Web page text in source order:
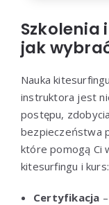
Szkolenia
jak
Nauka
instruktora jest
postępu,
bezpieczeństwa
które pomogą Ci
kitesurfingu i kurs:
Certyfikacja